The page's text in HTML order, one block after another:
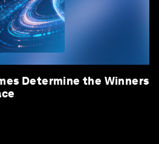
Determine the Winners